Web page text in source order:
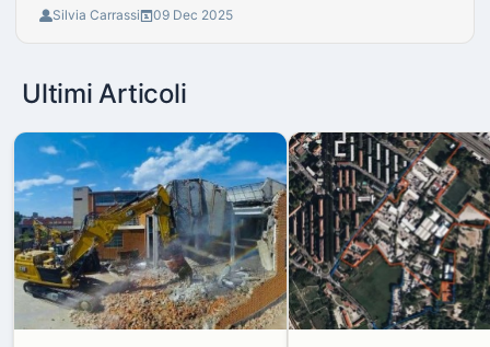
Silvia Carrassi 09 Dec 2025
Ultimi Articoli